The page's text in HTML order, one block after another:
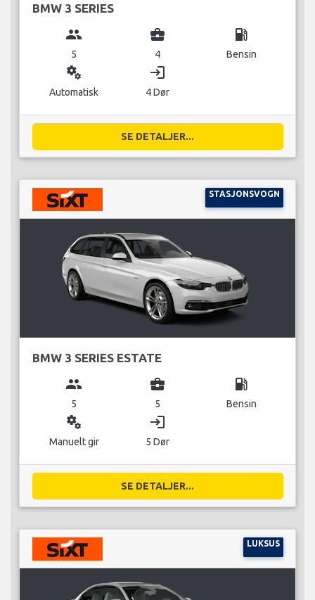
BMW 3 SERIES
group
5
business_center
4
local_gas_station
Bensin
miscellaneous_services
Automatisk
login
4 Dør
SE DETALJER...
STASJONSVOGN
BMW 3 SERIES ESTATE
group
5
business_center
5
local_gas_station
Bensin
miscellaneous_services
Manuelt gir
login
5 Dør
SE DETALJER...
LUKSUS